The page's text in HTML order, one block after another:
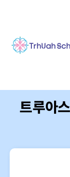
트루아